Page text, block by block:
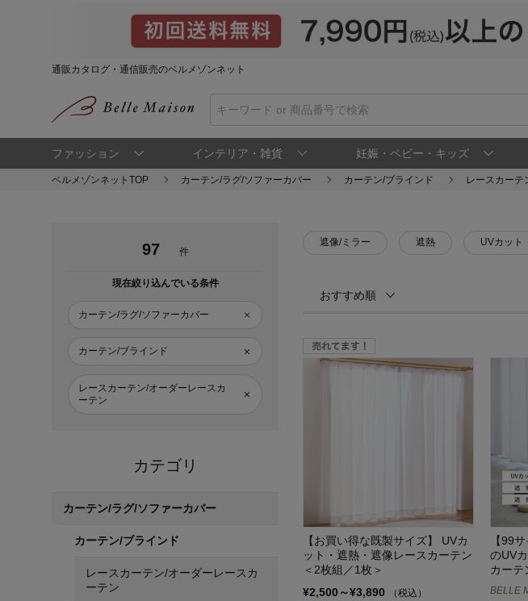
通販カタログ・通信販売のベルメゾンネット
ファッション インテリア・雑貨 妊娠・ベビー・キッズ
ベルメゾンネットTOP カーテン/ラグ/ソファーカバー カーテン/ブラインド レースカーテ
97 件
現在絞り込んでいる条件
カーテン/ラグ/ソファーカバー
カーテン/ブラインド
レースカーテン/オーダーレースカ
ーテン
カテゴリ
カーテン/ラグ/ソファーカバー
カーテン/ブラインド
レースカーテン/オーダーレースカ
ーテン
遮像/ミラー 遮熱 UVカット
おすすめ順
【お買い得な既製サイズ】 UVカ
ット・遮熱・遮像レースカーテン
＜2枚組／1枚＞
¥2,500～¥3,890
（税込）
【99
のUV
カーテ
BELLE